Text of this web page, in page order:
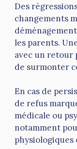
Des
changements
les parents.
avec un retour
de surmonter
En cas de
de refus
médicale ou
notamment
physiologiques